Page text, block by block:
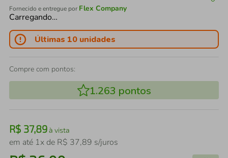
Fornecido e entregue por Flex Company
Carregando…
Últimas 10 unidades
Compre com pontos:
1.263 pontos
R$ 37,89à vista
em até 1x de R$ 37,89 s/juros